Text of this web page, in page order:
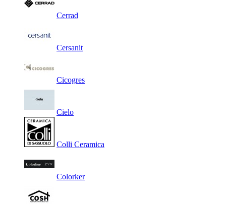
Cerrad
Cersanit
Cicogres
Cielo
Colli Ceramica
Colorker